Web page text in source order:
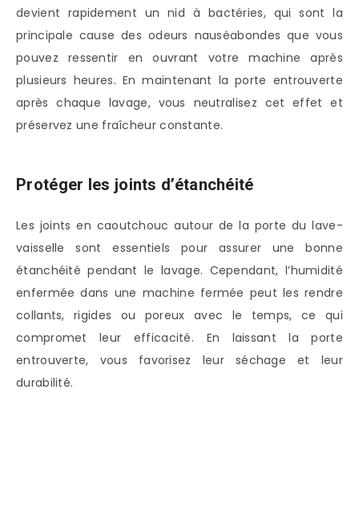
devient rapidement un nid à bactéries, qui sont la
principale cause des odeurs nauséabondes que vous
pouvez ressentir en ouvrant votre machine après
plusieurs heures. En maintenant la porte entrouverte
après chaque lavage, vous neutralisez cet effet et
préservez une fraîcheur constante.
Protéger les joints d’étanchéité
Les joints en caoutchouc autour de la porte du lave-
vaisselle sont essentiels pour assurer une bonne
étanchéité pendant le lavage. Cependant, l’humidité
enfermée dans une machine fermée peut les rendre
collants, rigides ou poreux avec le temps, ce qui
compromet leur efficacité. En laissant la porte
entrouverte, vous favorisez leur séchage et leur
durabilité.